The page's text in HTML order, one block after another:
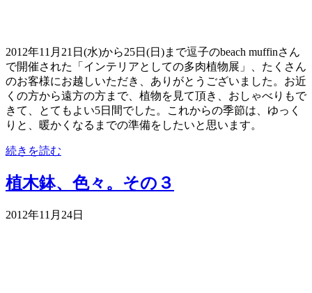
2012年11月21日(水)から25日(日)まで逗子のbeach muffinさん
で開催された「インテリアとしての多肉植物展」、たくさん
のお客様にお越しいただき、ありがとうございました。お近
くの方から遠方の方まで、植物を見て頂き、おしゃべりもで
きて、とてもよい5日間でした。これからの季節は、ゆっく
りと、暖かくなるまでの準備をしたいと思います。
続きを読む
植木鉢、色々。その３
2012年11月24日